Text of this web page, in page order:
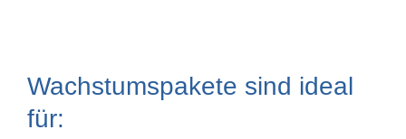
Wachstumspakete sind ideal
für: